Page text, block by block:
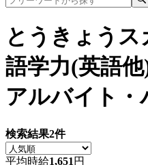
とうきょうス
語学力(英語
アルバイト・
検索結果2件
平均時給1,651 円